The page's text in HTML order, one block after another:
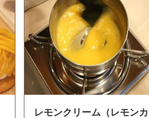
レモンクリーム（レモンカ